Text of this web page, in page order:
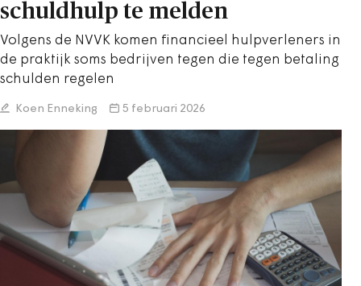
schuldhulp te melden
Volgens de NVVK komen financieel hulpverleners in
de praktijk soms bedrijven tegen die tegen betaling
schulden regelen
Koen Enneking 5 februari 2026